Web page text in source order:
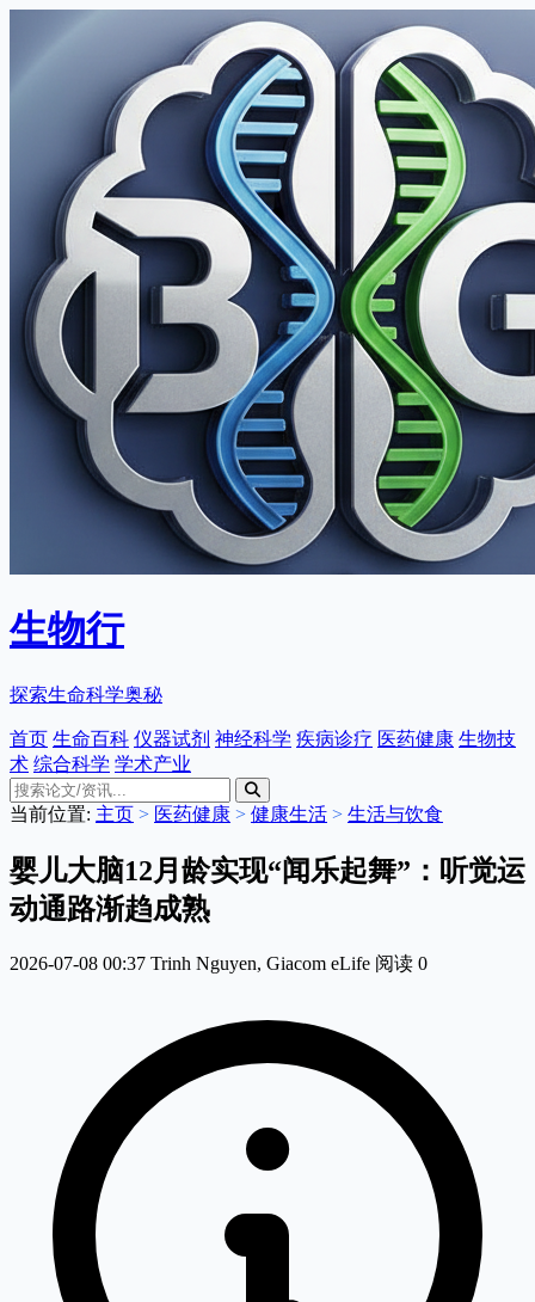
生物行
探索生命科学奥秘
首页 生命百科 仪器试剂 神经科学 疾病诊疗 医药健康 生物技
术 综合科学 学术产业
当前位置: 主页 > 医药健康 > 健康生活 > 生活与饮食
婴儿大脑12月龄实现“闻乐起舞”：听觉运
动通路渐趋成熟
2026-07-08 00:37 Trinh Nguyen, Giacom eLife 阅读 0